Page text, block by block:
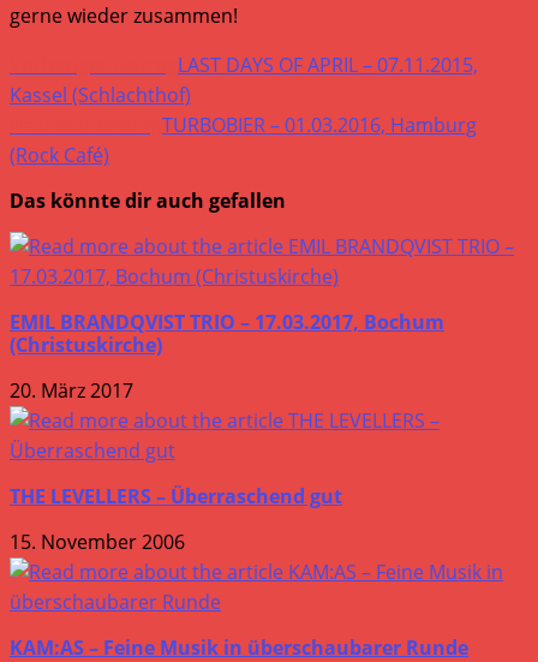
gerne wieder zusammen!
Weitere
Artikel
ansehen
LAST DAYS OF APRIL – 07.11.2015,
Kassel (Schlachthof)
TURBOBIER – 01.03.2016, Hamburg
(Rock Café)
Das könnte dir auch gefallen
EMIL BRANDQVIST TRIO – 17.03.2017, Bochum
(Christuskirche)
20. März 2017
THE LEVELLERS – Überraschend gut
15. November 2006
KAM:AS – Feine Musik in überschaubarer Runde